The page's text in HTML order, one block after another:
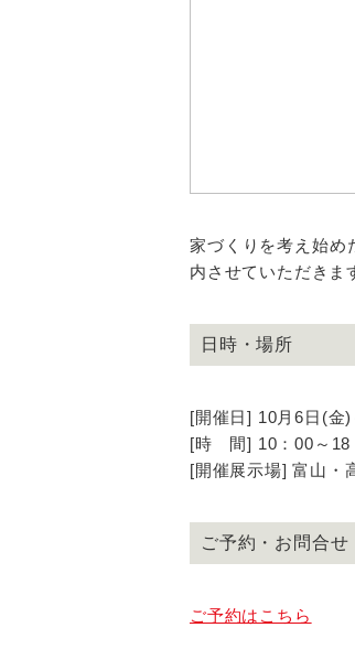
家づくりを考え始め
内させていただきま
日時・場所
[開催日] 10月6日(金
[時 間] 10：00～18
[開催展示場] 富山・
ご予約・お問合せ
ご予約はこちら